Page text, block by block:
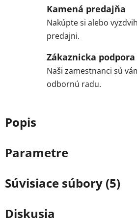
Kamená predajňa
Nakúpte si alebo
predajni.
Zákaznicka podpora
Naši zamestnanci sú
odbornú radu.
Popis
Parametre
Súvisiace súbory (5)
Diskusia